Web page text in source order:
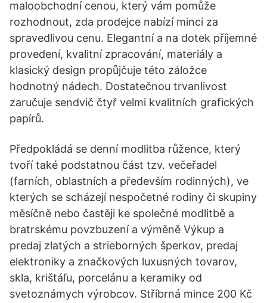
maloobchodní cenou, který vám pomůže
rozhodnout, zda prodejce nabízí minci za
spravedlivou cenu. Elegantní a na dotek příjemné
provedení, kvalitní zpracování, materiály a
klasický design propůjčuje této záložce
hodnotný nádech. Dostatečnou trvanlivost
zaručuje sendvič čtyř velmi kvalitních grafických
papírů.
Předpokládá se denní modlitba růžence, který
tvoří také podstatnou část tzv. večeřadel
(farních, oblastních a především rodinných), ve
kterých se scházejí nespočetné rodiny či skupiny
měsíčně nebo častěji ke společné modlitbě a
bratrskému povzbuzení a výměně Výkup a
predaj zlatých a strieborných šperkov, predaj
elektroniky a značkových luxusných tovarov,
skla, krištáľu, porcelánu a keramiky od
svetoznámych výrobcov. Stříbrná mince 200 Kč